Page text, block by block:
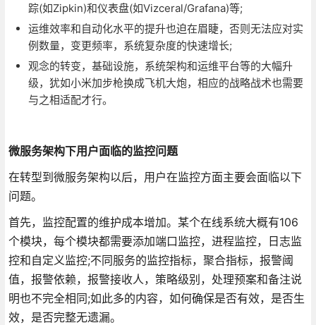
踪(如Zipkin)和仪表盘(如Vizceral/Grafana)等;
运维效率和自动化水平的提升也迫在眉睫，否则无法应对实
例数量，变更频率，系统复杂度的快速增长;
观念的转变，基础设施，系统架构和运维平台等的大幅升
级，犹如小米加步枪换成飞机大炮，相应的战略战术也需要
与之相适配才行。
微服务架构下用户面临的监控问题
在转型到微服务架构以后，用户在监控方面主要会面临以下
问题。
首先，监控配置的维护成本增加。某个在线系统大概有106
个模块，每个模块都需要添加端口监控，进程监控，日志监
控和自定义监控;不同服务的监控指标，聚合指标，报警阈
值，报警依赖，报警接收人，策略级别，处理预案和备注说
明也不完全相同;如此多的内容，如何确保是否有效，是否生
效，是否完整无遗漏。